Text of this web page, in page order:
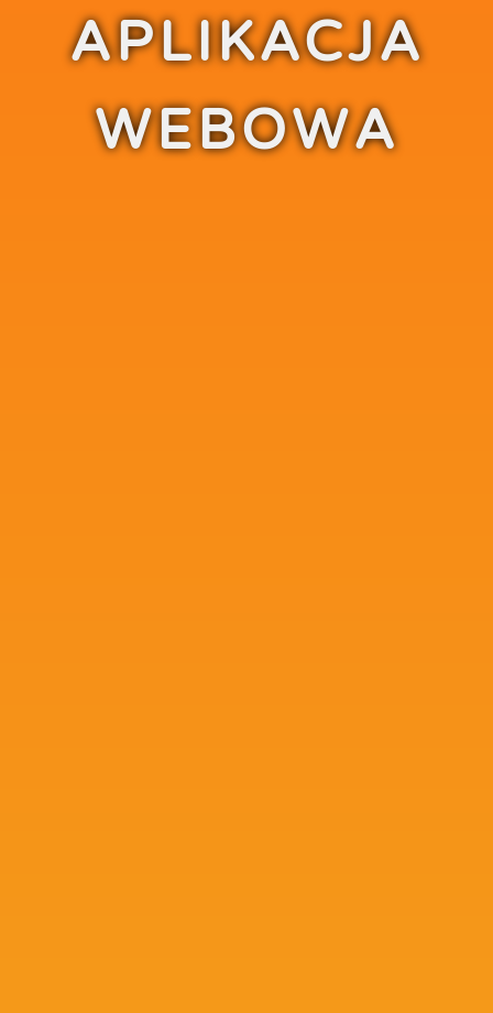
APLIKACJA
WEBOWA